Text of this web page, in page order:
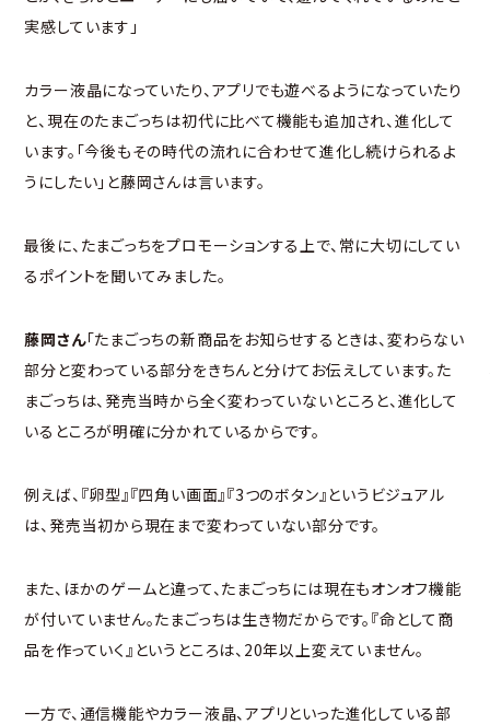
実感しています」
カラー液晶になっていたり、アプリでも遊べるようになっていたり
と、現在のたまごっちは初代に比べて機能も追加され、進化して
います。「今後もその時代の流れに合わせて進化し続けられるよ
うにしたい」と藤岡さんは言います。
最後に、たまごっちをプロモーションする上で、常に大切にしてい
るポイントを聞いてみました。
藤岡さん「たまごっちの新商品をお知らせするときは、変わらない
部分と変わっている部分をきちんと分けてお伝えしています。た
まごっちは、発売当時から全く変わっていないところと、進化して
いるところが明確に分かれているからです。
例えば、『卵型』『四角い画面』『3つのボタン』というビジュアル
は、発売当初から現在まで変わっていない部分です。
また、ほかのゲームと違って、たまごっちには現在もオンオフ機能
が付いていません。たまごっちは生き物だからです。『命として商
品を作っていく』というところは、20年以上変えていません。
一方で、通信機能やカラー液晶、アプリといった進化している部